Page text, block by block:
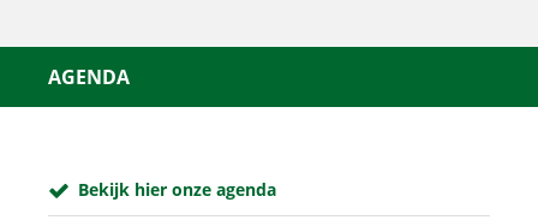
AGENDA
Bekijk hier onze agenda